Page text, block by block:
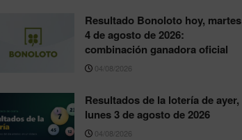
Resultado Bonoloto hoy, martes
4 de agosto de 2026:
combinación ganadora oficial
04/08/2026
Resultados de la lotería de ayer,
lunes 3 de agosto de 2026
04/08/2026